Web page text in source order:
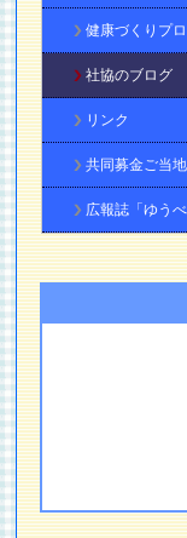
健康づくりプ
社協のブログ
リンク
共同募金ご当
広報誌「ゆう